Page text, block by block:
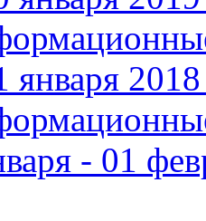
января 2018
- 01